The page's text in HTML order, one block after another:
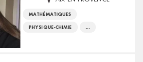
MATHÉMATIQUES
PHYSIQUE-CHIMIE ...